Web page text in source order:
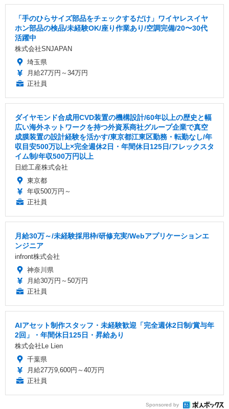
「手のひらサイズ部品をチェックするだけ」ワイヤレスイヤ
ホン部品の検品/未経験OK/座り作業あり/空調完備/20〜30代
活躍中
株式会社SNJAPAN
埼玉県
月給27万円～34万円
正社員
ダイヤモンド合成用CVD装置の機構設計/60年以上の歴史と幅
広い海外ネットワークを持つ外資系商社グループ企業で真空
成膜装置の設計経験を活かす/東京都江東区勤務・転勤なし/年
収目安500万以上×完全週休2日・年間休日125日/フレックスタ
イム制/年収500万円以上
日総工産株式会社
東京都
年収500万円～
正社員
月給30万～/未経験採用枠/研修充実/Webアプリケーションエ
ンジニア
infront株式会社
神奈川県
月給30万円～50万円
正社員
AIアセット制作スタッフ・未経験歓迎「完全週休2日制/賞与年
2回」・年間休日125日・昇給あり
株式会社Le Lien
千葉県
月給27万9,600円～40万円
正社員
Sponsored by